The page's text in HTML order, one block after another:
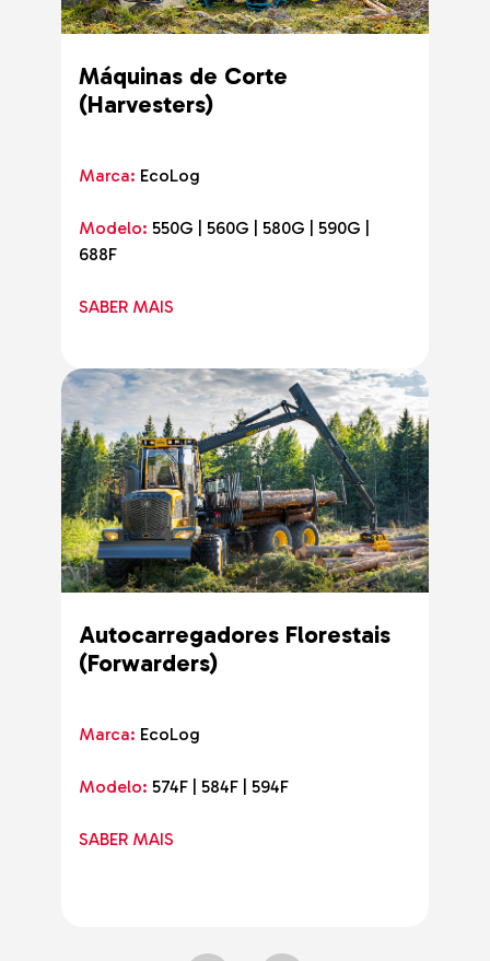
Máquinas de Corte
(Harvesters)
Marca: EcoLog
Modelo: 550G | 560G | 580G | 590G |
688F
SABER MAIS
Autocarregadores Florestais
(Forwarders)
Marca: EcoLog
Modelo: 574F | 584F | 594F
SABER MAIS